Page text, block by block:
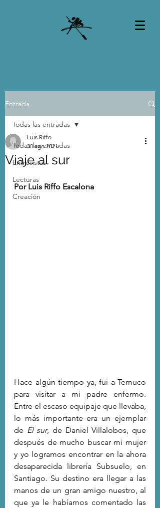
Entrada
Todas las entradas
Entrevistas
Lecturas
Creación
Todas las entradas
Viaje al sur
Luis Riffo
30 ago 2021
Por Luis Riffo Escalona
Hace algún tiempo ya, fui a Temuco
para visitar a mi padre enfermo.
Entre el escaso equipaje que llevaba,
lo más importante era un ejemplar
de El sur, de Daniel Villalobos, que
después de mucho buscar mi mujer
y yo logramos encontrar en la ahora
desaparecida librería Subsuelo, en
Santiago. Su destino era llegar a las
manos de un gran amigo nuestro, al
que ya le habíamos comentado las